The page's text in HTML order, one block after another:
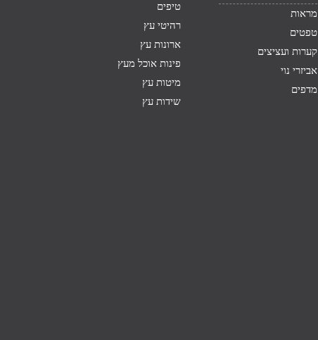
מראות
טפטים
קערות ועציצים
אביזרי נוי
מדפים
טיפים
רהיטי עץ
ארונות עץ
פינות אוכל מעץ
מיטות עץ
שידות עץ